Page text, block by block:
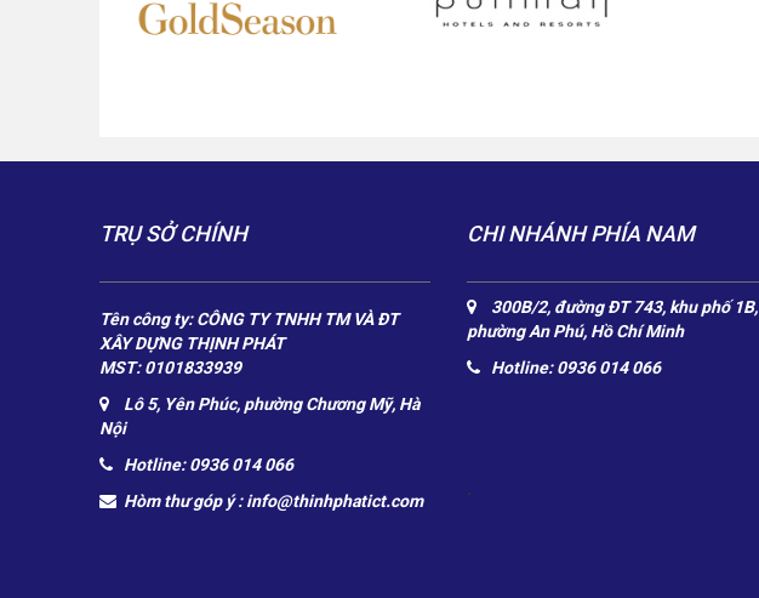
TRỤ SỞ CHÍNH
Tên công ty: CÔNG TY TNHH TM VÀ ĐT
XÂY DỰNG THỊNH PHÁT
MST: 0101833939
Lô 5, Yên Phúc, phường Chương Mỹ, Hà
Nội
Hotline: 0936 014 066
Hòm thư góp ý :info@thinhphatict.com
CHI NHÁNH PHÍA NAM
300B/2, đường ĐT 743, khu phố 1B,
phường An Phú, Hồ Chí Minh
Hotline: 0936 014 066
.